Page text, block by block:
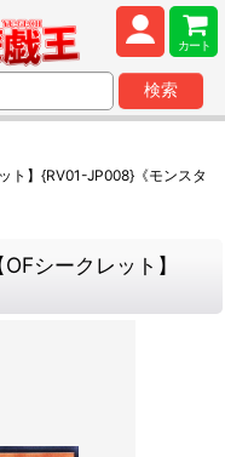
カート
検索
ト】{RV01-JP008}《モンスタ
シークレット】